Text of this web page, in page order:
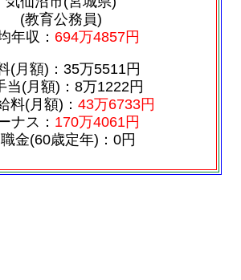
(教育公務員)
年収： 694万4857円
(月額)：35万5511円
当(月額)：8万1222円
料(月額)： 43万6733円
ナス： 170万4061円
金(60歳定年)：0円